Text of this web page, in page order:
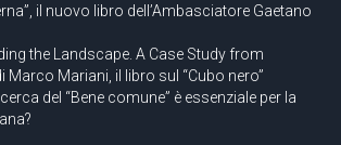
il nuovo libro dell’Ambasciatore Gaetano
the Landscape. A Case Study from
Marco Mariani, il libro sul “Cubo nero”
del “Bene comune” è essenziale per la